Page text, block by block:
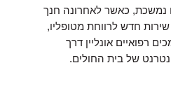
כאשר לאחרונה חנך
חדש לרווחת מטופליו,
רפואיים אונליין דרך
של בית החולים.